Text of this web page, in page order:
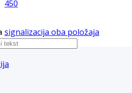
450
signalizacija oba položaja